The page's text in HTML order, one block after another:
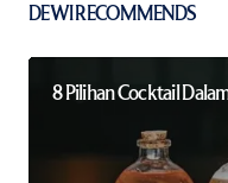
DEWI RECOMMENDS
8 Pilihan Cocktail